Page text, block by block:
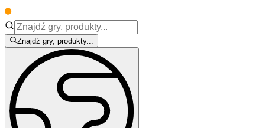
Znajdź gry, produkty...